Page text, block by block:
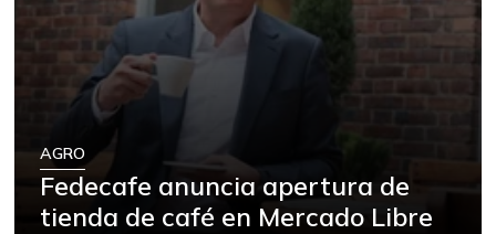
AGRO
Fedecafe anuncia apertura de
tienda de café en Mercado Libre